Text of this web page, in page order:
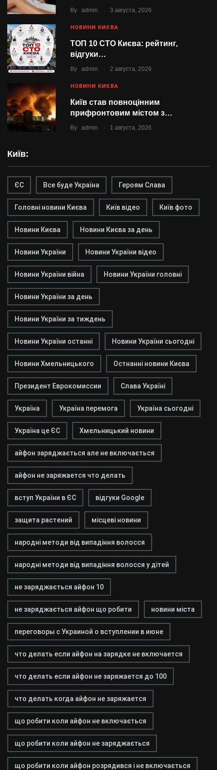
By admin 3 августа, 2026
НОВИНИ КИЄВА
ТОП 10 СТО Києва: рейтинг,
відгуки…
By admin 2 августа, 2026
НОВИНИ КИЄВА
Київ став повноцінним
прифронтовим містом з…
By admin 1 августа, 2026
Київ:
ЄС Все буде Україна Героям Слава
Головні новини Києва Київ відео Київ фото
Новини Києва Новини Києва за день
Новини України Новини України відео
Новини України війна Новини України головні
Новини України за день
Новини України за тиждень
Новини України останні Новини України сьогодні
Новини Хмельницького Остнанні новини Києва
Президент Еврокомиссии Слава Україні
Україна Україна перемога Україна сьогодні
Україна це ЄС Хмельницький новини
айфон заряджається але не включається
айфон не заряжается что делать
вступ України в ЄС відгуки Google
защита растений місцеві новини
народні методи від випадіння волосся
народні методи від випадіння волосся у дітей
не заряджається айфон 10
не заряджається айфон що робити новини міста
переговоры с Украиной о вступлении в июне
что делать если айфон на зарядке не включается
что делать если айфон не заряжается до 100
что делать когда айфон не заряжается
що робити коли айфон не включається
що робити коли айфон не заряджається
що робити коли айфон розрядився і не включається